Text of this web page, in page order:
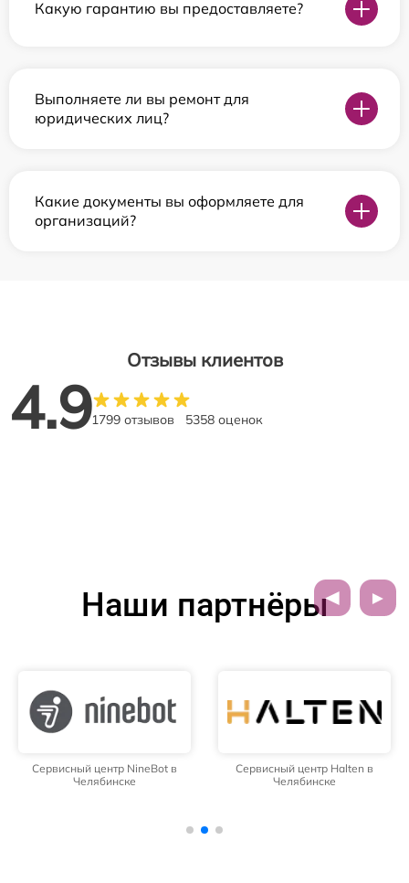
Какую гарантию вы предоставляете?
Выполняете ли вы ремонт для
юридических лиц?
Какие документы вы оформляете для
организаций?
Отзывы клиентов
4.91799 отзывов 5358 оценок
Наши партнёры
Сервисный центр NineBot в
Челябинске
Сервисный центр Halten в
Челябинске